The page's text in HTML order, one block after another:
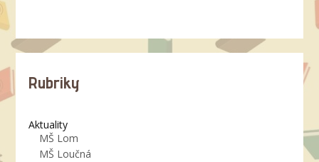
Rubriky
Aktuality
MŠ Lom
MŠ Loučná